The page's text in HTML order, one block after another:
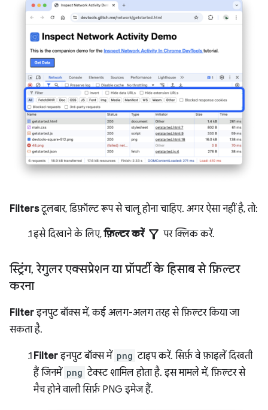
Filtersटूलबार, डिफ़ॉल्ट रूप से चालू होना चाहिए. अगर ऐसा नहीं है, तो:
इसे दिखाने के लिए,फ़िल्टर करें filter_alt पर क्लिक करें.
स्ट्रिंग, रेगुलर एक्सप्रेशन या प्रॉपर्टी के हिसाब से फ़िल्टर
करना
Filterइनपुट बॉक्स में, कई अलग-अलग तरह से फ़िल्टर किया जा
सकता है.
Filterइनपुट बॉक्स में png टाइप करें. सिर्फ़ वे फ़ाइलें दिखती
हैं जिनमें png टेक्स्ट शामिल होता है. इस मामले में, फ़िल्टर से
मैच होने वाली सिर्फ़ PNG इमेज हैं.